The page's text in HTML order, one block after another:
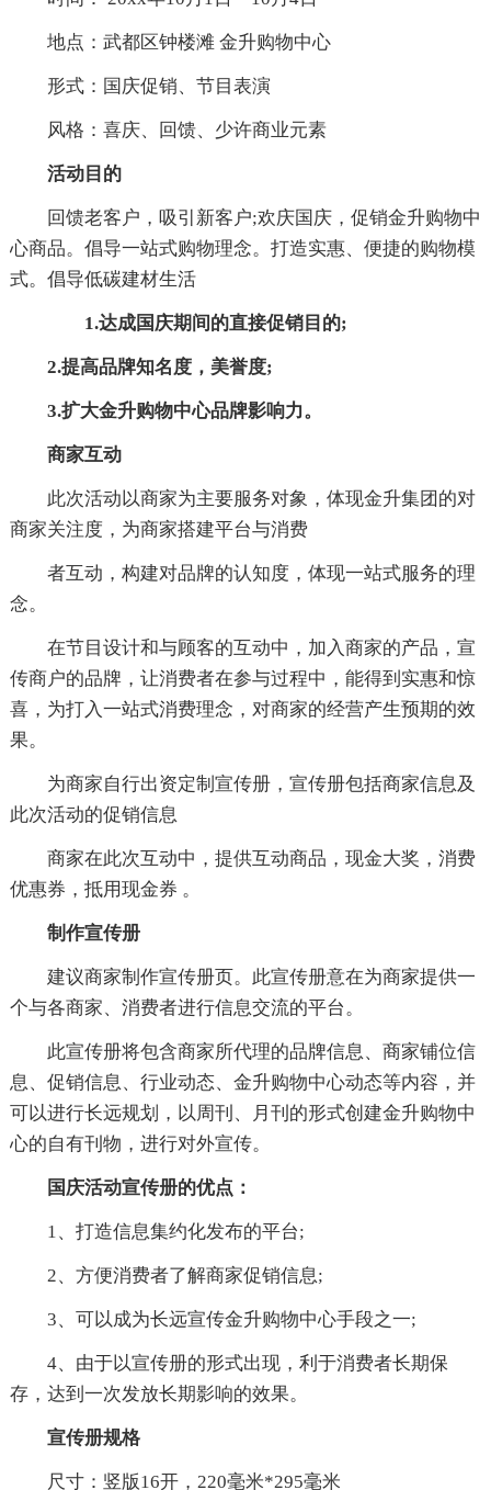
地点：武都区钟楼滩 金升购物中心
形式：国庆促销、节目表演
风格：喜庆、回馈、少许商业元素
活动目的
回馈老客户，吸引新客户;欢庆国庆，促销金升购物中
心商品。倡导一站式购物理念。打造实惠、便捷的购物模
式。倡导低碳建材生活
1.达成国庆期间的直接促销目的;
2.提高品牌知名度，美誉度;
3.扩大金升购物中心品牌影响力。
商家互动
此次活动以商家为主要服务对象，体现金升集团的对
商家关注度，为商家搭建平台与消费
者互动，构建对品牌的认知度，体现一站式服务的理
念。
在节目设计和与顾客的互动中，加入商家的产品，宣
传商户的品牌，让消费者在参与过程中，能得到实惠和惊
喜，为打入一站式消费理念，对商家的经营产生预期的效
果。
为商家自行出资定制宣传册，宣传册包括商家信息及
此次活动的促销信息
商家在此次互动中，提供互动商品，现金大奖，消费
优惠券，抵用现金券 。
制作宣传册
建议商家制作宣传册页。此宣传册意在为商家提供一
个与各商家、消费者进行信息交流的平台。
此宣传册将包含商家所代理的品牌信息、商家铺位信
息、促销信息、行业动态、金升购物中心动态等内容，并
可以进行长远规划，以周刊、月刊的形式创建金升购物中
心的自有刊物，进行对外宣传。
国庆活动宣传册的优点：
1、打造信息集约化发布的平台;
2、方便消费者了解商家促销信息;
3、可以成为长远宣传金升购物中心手段之一;
4、由于以宣传册的形式出现，利于消费者长期保
存，达到一次发放长期影响的效果。
宣传册规格
尺寸：竖版16开，220毫米*295毫米